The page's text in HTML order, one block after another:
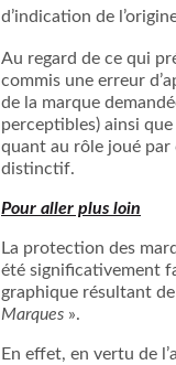
d’indication de
Au regard de ce qui
commis une erreur
de la marque
perceptibles) ainsi
quant au rôle joué par
distinctif.
Pour aller plus loin
La protection des
été significativement
graphique résultant
Marques ».
En effet, en vertu de